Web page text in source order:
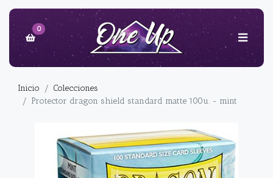
0
Inicio
Colecciones
Protector dragon shield standard matte 100u. - mint